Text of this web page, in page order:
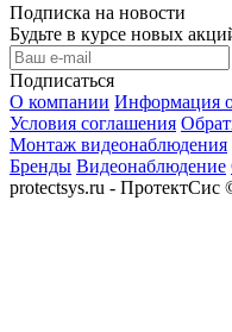
Подписка на новости
Будьте в курсе новых
Подписаться
О компании Информация
Условия соглашения
Монтаж видеонаблюдения
Бренды Видеонаблюдение
protectsys.ru - ПротектСис